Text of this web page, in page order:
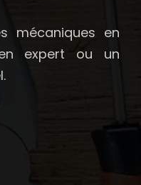
mécaniques en
expert ou un